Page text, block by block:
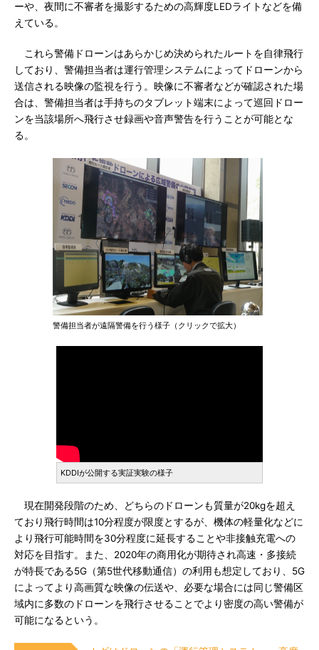
ーや、夜間に不審者を撮影するための高輝度LEDライトなどを備
えている。
これら警備ドローンはあらかじめ決められたルートを自律飛行
しており、警備担当者は運行管理システムによってドローンから
送信される映像の監視を行う。映像に不審者などが確認された場
合は、警備担当者は手持ちのタブレット端末によって巡回ドロー
ンを当該場所へ飛行させ録画や音声警告を行うことが可能とな
る。
警備担当者が遠隔警備を行う様子（クリックで拡大）
KDDIが公開する実証実験の様子
現在開発段階のため、どちらのドローンも質量が20kgを超え
ており飛行時間は10分程度が限度とするが、機体の軽量化などに
より飛行可能時間を30分程度に延長することや非接触充電への
対応を目指す。また、2020年の商用化が期待され高速・多接続
が特長である5G（第5世代移動通信）の利用も想定しており、5G
によってより高画質な映像の伝送や、必要な場合には同じ警備区
域内に多数のドローンを飛行させることでより密度の高い警備が
可能になるという。